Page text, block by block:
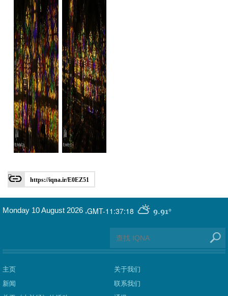
https://iqna.ir/E0EZ51
GMT-11:37:18 9.91°
Monday 10 August 2026 ,
主页
新闻
关于我们
联系我们